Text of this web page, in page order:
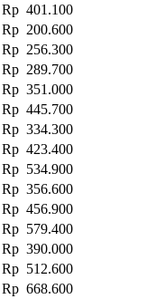
Rp 401.100
Rp 200.600
Rp 256.300
Rp 289.700
Rp 351.000
Rp 445.700
Rp 334.300
Rp 423.400
Rp 534.900
Rp 356.600
Rp 456.900
Rp 579.400
Rp 390.000
Rp 512.600
Rp 668.600